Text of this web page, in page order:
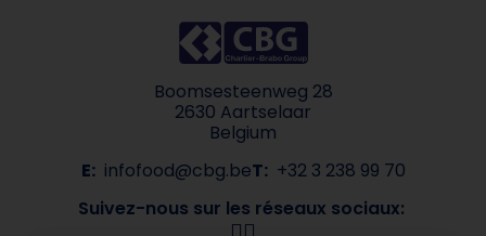
Boomsesteenweg 28
2630 Aartselaar
Belgium
E: infofood@cbg.beT: +32 3 238 99 70
Suivez-nous sur les réseaux sociaux: